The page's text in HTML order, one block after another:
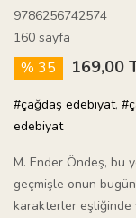
9786256742574
160 sayfa
% 35 169,00
#çağdaş edebiyat,
edebiyat
M. Ender Öndeş, bu
geçmişle onun
karakterler eşliğinde